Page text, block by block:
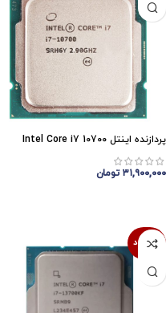
پردازنده اینتل Intel Core i7 10700
۳۱,۹۰۰,۰۰۰ تومان
ناموجود